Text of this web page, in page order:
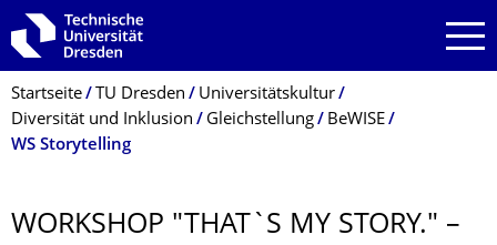
Zur Hauptnavigation springen
Zur Suche springen
Zum Inhalt springen
Breadcrumb-Menü
Startseite TU Dresden
Universitätskultur
Diversität und Inklusion
Gleichstellung
BeWISE
WS Storytelling
WORKSHOP "THAT`S MY STORY." –